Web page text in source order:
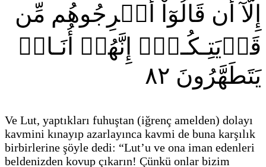
إِلَّآ أَن قَالُوٓاْ أَخۡرِجُوهُم مِّن
قَرۡيَتِـكُـمۡۖ إِنَّهُمۡ أُنَـاسٞ
يَتَطَهَّرُونَ ٨٢
Ve Lut, yaptıkları fuhuştan (iğrenç amelden) dolayı
kavmini kınayıp azarlayınca kavmi de buna karşılık
birbirlerine şöyle dedi: “Lut’u ve ona iman edenleri
beldenizden kovup çıkarın! Çünkü onlar bizim